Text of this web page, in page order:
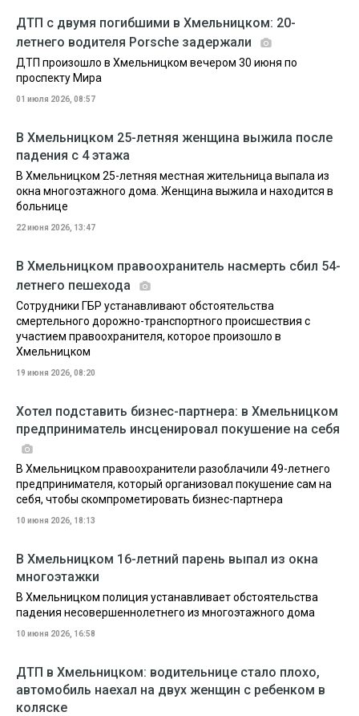
ДТП с двумя погибшими в Хмельницком: 20-
летнего водителя Porsche задержали
ДТП произошло в Хмельницком вечером 30 июня по
проспекту Мира
01 июля 2026, 08:57
В Хмельницком 25-летняя женщина выжила после
падения с 4 этажа
В Хмельницком 25-летняя местная жительница выпала из
окна многоэтажного дома. Женщина выжила и находится в
больнице
22 июня 2026, 13:47
В Хмельницком правоохранитель насмерть сбил 54-
летнего пешехода
Сотрудники ГБР устанавливают обстоятельства
смертельного дорожно-транспортного происшествия с
участием правоохранителя, которое произошло в
Хмельницком
19 июня 2026, 08:20
Хотел подставить бизнес-партнера: в Хмельницком
предприниматель инсценировал покушение на себя
В Хмельницком правоохранители разоблачили 49-летнего
предпринимателя, который организовал покушение сам на
себя, чтобы скомпрометировать бизнес-партнера
10 июня 2026, 18:13
В Хмельницком 16-летний парень выпал из окна
многоэтажки
В Хмельницком полиция устанавливает обстоятельства
падения несовершеннолетнего из многоэтажного дома
10 июня 2026, 16:58
ДТП в Хмельницком: водительнице стало плохо,
автомобиль наехал на двух женщин с ребенком в
коляске